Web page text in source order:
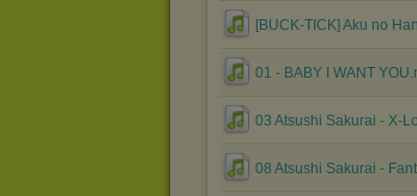
[BUCK-TICK] Aku no
01 - BABY I WANT
03 Atsushi Sakurai - X-
08 Atsushi Sakurai -